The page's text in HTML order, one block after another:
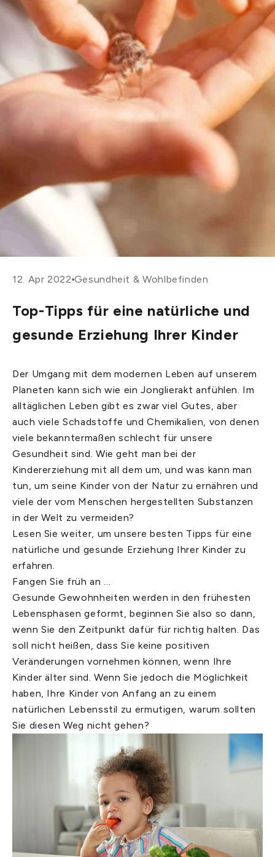
12. Apr 2022 Gesundheit & Wohlbefinden
Top-Tipps für eine natürliche und
gesunde Erziehung Ihrer Kinder
Der Umgang mit dem modernen Leben auf unserem
Planeten kann sich wie ein Jonglierakt anfühlen. Im
alltäglichen Leben gibt es zwar viel Gutes, aber
auch viele Schadstoffe und Chemikalien, von denen
viele bekanntermaßen schlecht für unsere
Gesundheit sind. Wie geht man bei der
Kindererziehung mit all dem um, und was kann man
tun, um seine Kinder von der Natur zu ernähren und
viele der vom Menschen hergestellten Substanzen
in der Welt zu vermeiden?
Lesen Sie weiter, um unsere besten Tipps für eine
natürliche und gesunde Erziehung Ihrer Kinder zu
erfahren.
Fangen Sie früh an …
Gesunde Gewohnheiten werden in den frühesten
Lebensphasen geformt, beginnen Sie also so dann,
wenn Sie den Zeitpunkt dafür für richtig halten. Das
soll nicht heißen, dass Sie keine positiven
Veränderungen vornehmen können, wenn Ihre
Kinder älter sind. Wenn Sie jedoch die Möglichkeit
haben, Ihre Kinder von Anfang an zu einem
natürlichen Lebensstil zu ermutigen, warum sollten
Sie diesen Weg nicht gehen?